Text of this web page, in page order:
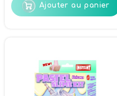
Ajouter au panier